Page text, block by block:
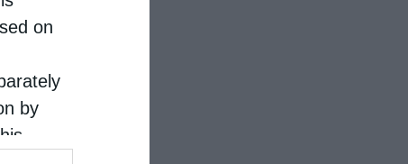
on
by